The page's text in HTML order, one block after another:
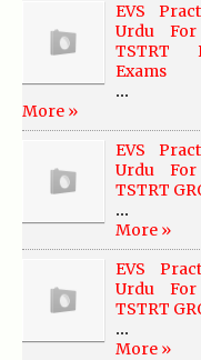
EVS
Urdu For
TSTRT
Exams
...
More »
EVS
Urdu For
TSTRT
...
More »
EVS
Urdu For
TSTRT
...
More »